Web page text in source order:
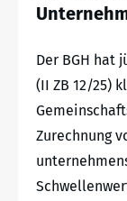
Der BGH hat
(II ZB 12/25)
Zurechnung